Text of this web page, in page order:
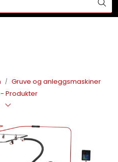
Gruve og anleggsmaskiner
Produkter